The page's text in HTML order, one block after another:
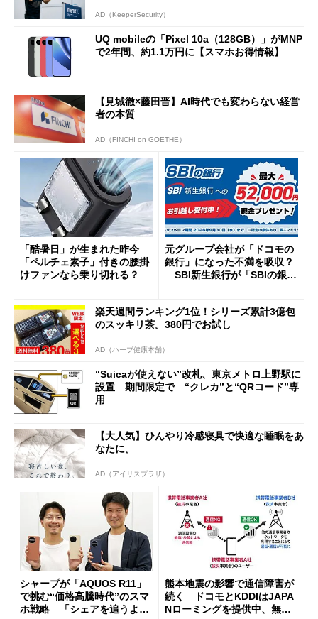
AD（KeeperSecurity）
UQ mobileの「Pixel 10a（128GB）」がMNP
で2年間、約1.1万円に【スマホお得情報】
【見城徹×藤田晋】AI時代でも変わらない経営
者の本質
AD（FINCHI on GOETHE）
「酷暑日」が生まれた昨今
「ペルチェ素子」付きの腰掛
けファンなら乗り切れる？
元グループ会社が「ドコモの
銀行」になった不満を吸収？
SBI新生銀行が「SBIの銀
開催
楽天週間ランキング1位！シリーズ累計3億包
のスッキリ茶。380円でお試し
AD（ハーブ健康本舗）
“Suicaが使えない”改札、東京メトロ上野駅に
設置 期間限定で “クレカ”と“QRコード”専
用
【大人気】ひんやり冷感寝具で快適な睡眠をあ
なたに。
AD（アイリスプラザ）
シャープが「AQUOS R11」
で挑む“価格高騰時代”のスマ
ホ戦略 「シェアを追うより
熊本地震の影響で通信障害が
続く ドコモとKDDIはJAPA
Nローミングを提供中、無料